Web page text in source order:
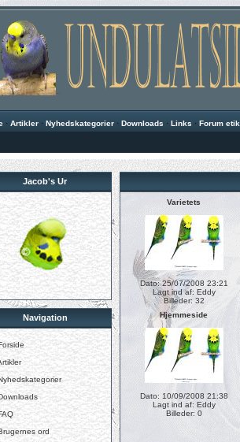
· Artikler · Nyhedskategorier · Downloads · Links · Forum etik
Jacob's Ur
Navigation
ord
Varietets
Dato: 25/07/2008 23:21
Lagt ind af: Eddy
Billeder: 32
Hjemmeside
Dato: 10/09/2008 21:38
Lagt ind af: Eddy
Billeder: 0